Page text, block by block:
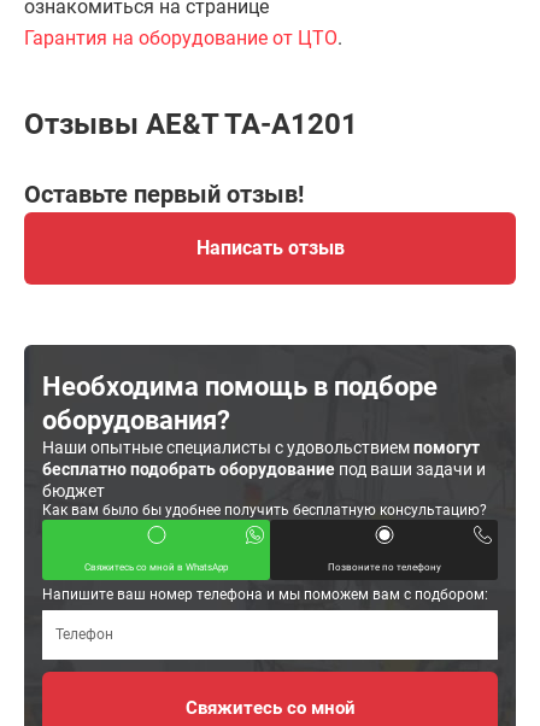
ознакомиться на странице
Гарантия на оборудование от ЦТО.
Отзывы AE&T TA-A1201
Оставьте первый отзыв!
Написать отзыв
Необходима помощь в подборе
оборудования?
Наши опытные специалисты с удовольствиемпомогут
бесплатно подобрать оборудование под ваши задачи и
бюджет
Как вам было бы удобнее получить бесплатную консультацию?
Свяжитесь со мной в WhatsApp Позвоните по телефону
Напишите ваш номер телефона и мы поможем вам с подбором: